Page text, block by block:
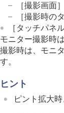
［撮影画面］
［撮影時の
［タッチパネ
モニター撮影時
撮影時は、モニ
す。
ヒント
ピント拡大